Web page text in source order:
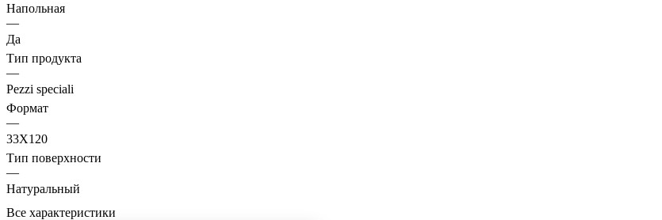
Напольная
—
Да
Тип продукта
—
Pezzi speciali
Формат
—
33X120
Тип поверхности
—
Натуральный
Все характеристики